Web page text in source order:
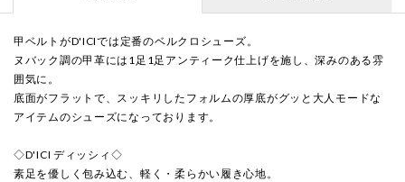
甲ベルトがD'ICIでは定番のベルクロシューズ。
ヌバック調の甲革には1足1足アンティーク仕上げを施し、深みのある雰
囲気に。
底面がフラットで、スッキリしたフォルムの厚底がグッと大人モードな
アイテムのシューズになっております。
◇D'ICI ディッシィ◇
素足を優しく包み込む、軽く・柔らかい履き心地。